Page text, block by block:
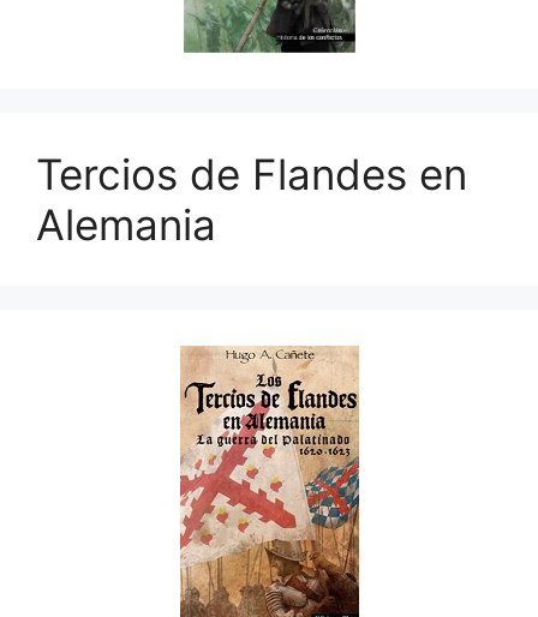
Tercios de Flandes en
Alemania